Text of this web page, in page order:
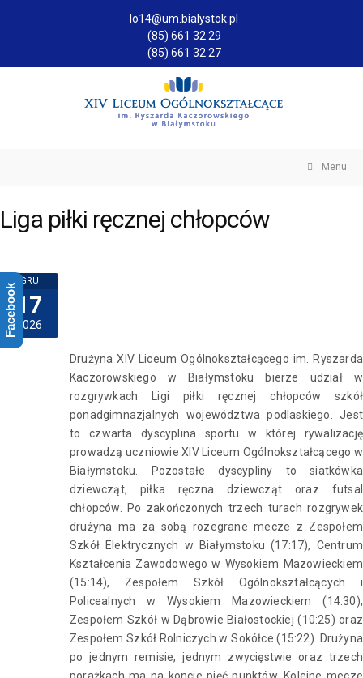
lo14@um.bialystok.pl
(85) 661 32 29
(85) 661 32 27
Menu
Liga piłki ręcznej chłopców
GRU
17
2026
Drużyna XIV Liceum Ogólnokształcącego im. Ryszarda
Kaczorowskiego w Białymstoku bierze udział w
rozgrywkach Ligi piłki ręcznej chłopców szkół
ponadgimnazjalnych województwa podlaskiego. Jest
to czwarta dyscyplina sportu w której rywalizację
prowadzą uczniowie XIV Liceum Ogólnokształcącego w
Białymstoku. Pozostałe dyscypliny to siatkówka
dziewcząt, piłka ręczna dziewcząt oraz futsal
chłopców. Po zakończonych trzech turach rozgrywek
drużyna ma za sobą rozegrane mecze z Zespołem
Szkół Elektrycznych w Białymstoku (17:17), Centrum
Kształcenia Zawodowego w Wysokiem Mazowieckiem
(15:14), Zespołem Szkół Ogólnokształcących i
Policealnych w Wysokiem Mazowieckiem (14:30),
Zespołem Szkół w Dąbrowie Białostockiej (10:25) oraz
Zespołem Szkół Rolniczych w Sokółce (15:22). Drużyna
po jednym remisie, jednym zwycięstwie oraz trzech
Facebook